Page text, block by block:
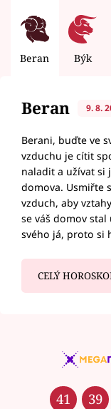
Beran Býk
Beran 9. 8.
Berani, buďte ve
vzduchu je cítit
naladit a užívat si
domova. Usmiřte
vzduch, aby
se váš domov
svého já, proto si
CELÝ
41 39